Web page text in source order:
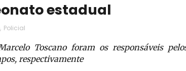
estadual
, Policial
Toscano foram os responsáveis
respectivamente